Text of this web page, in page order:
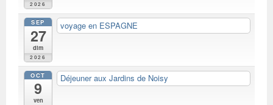
2026
SEP
27
dim
2026
voyage en ESPAGNE
OCT
9
ven
Déjeuner aux Jardins de Noisy